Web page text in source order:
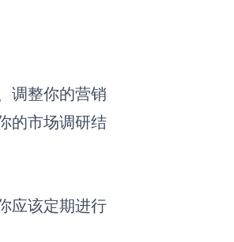
调整你的营销
的市场调研结
应该定期进行